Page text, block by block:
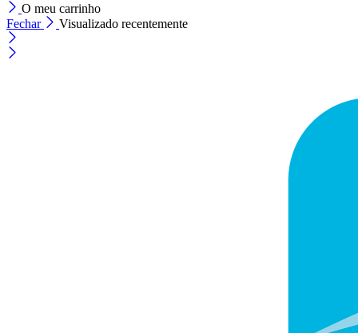
O meu carrinho
Fechar
Visualizado recentemente